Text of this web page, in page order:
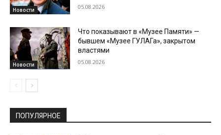
Новости 05.08.2026
Новости
Что показывают в «Музее Памяти» —
бывшем «Музее ГУЛАГа», закрытом
властями
05.08.2026
ПОПУЛЯРНОЕ